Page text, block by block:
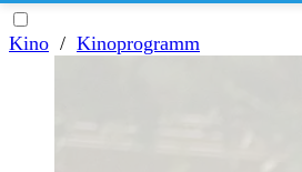
Kino / Kinoprogramm